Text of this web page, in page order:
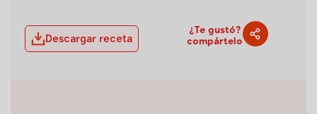
Descargar receta
¿Te gustó?
compártelo